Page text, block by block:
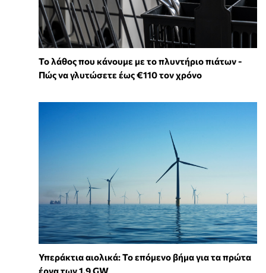
Το λάθος που κάνουμε με το πλυντήριο πιάτων -
Πώς να γλυτώσετε έως €110 τον χρόνο
Υπεράκτια αιολικά: Το επόμενο βήμα για τα πρώτα
έργα των 1,9 GW